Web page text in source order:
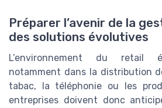
Préparer l’avenir de la
des solutions évolutives
L’environnement du retail
notamment dans la distribution
tabac, la téléphonie ou les
entreprises doivent donc